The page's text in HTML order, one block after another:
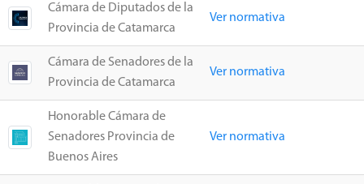
Cámara de Diputados de la
Provincia de Catamarca
Ver normativa
Cámara de Senadores de la
Provincia de Catamarca
Ver normativa
Honorable Cámara de
Senadores Provincia de
Buenos Aires
Ver normativa